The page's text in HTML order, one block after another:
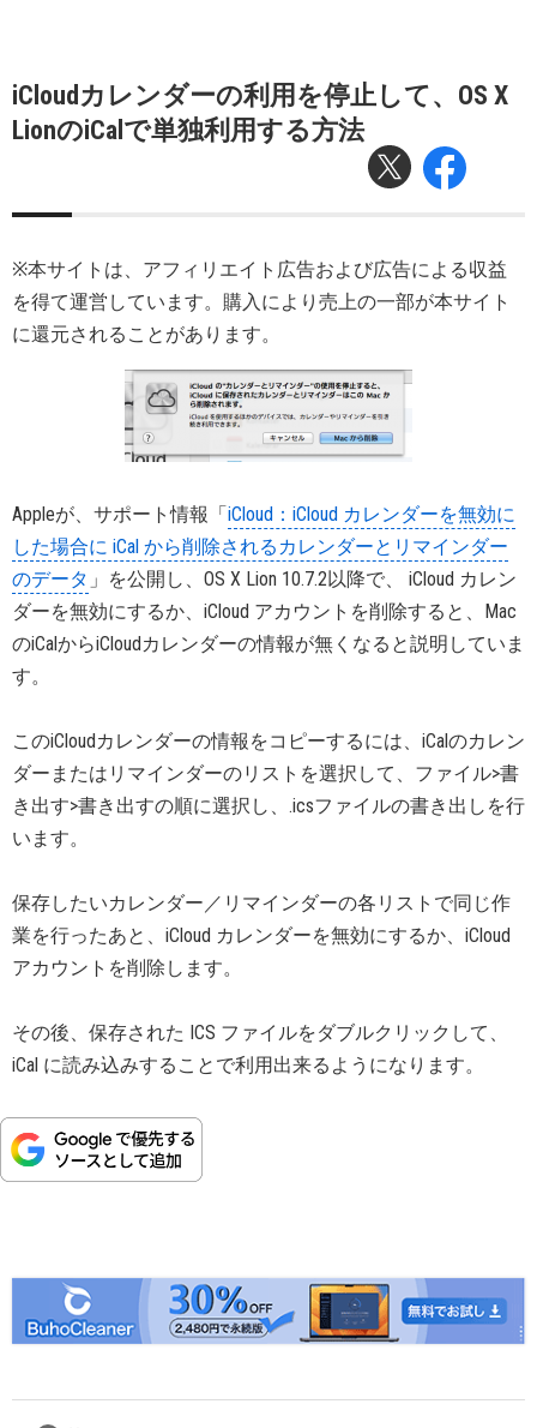
iCloudカレンダーの利用を停止して、OS X
LionのiCalで単独利用する方法
※本サイトは、アフィリエイト広告および広告による収益
を得て運営しています。購入により売上の一部が本サイト
に還元されることがあります。
Appleが、サポート情報「iCloud：iCloud カレンダーを無効に
した場合に iCal から削除されるカレンダーとリマインダー
のデータ 」を公開し、OS X Lion 10.7.2以降で、 iCloud カレン
ダーを無効にするか、iCloud アカウントを削除すると、Mac
のiCalからiCloudカレンダーの情報が無くなると説明していま
す。
このiCloudカレンダーの情報をコピーするには、iCalのカレン
ダーまたはリマインダーのリストを選択して、ファイル>書
き出す>書き出すの順に選択し、.icsファイルの書き出しを行
います。
保存したいカレンダー／リマインダーの各リストで同じ作
業を行ったあと、iCloud カレンダーを無効にするか、iCloud
アカウントを削除します。
その後、保存された ICS ファイルをダブルクリックして、
iCal に読み込みすることで利用出来るようになります。